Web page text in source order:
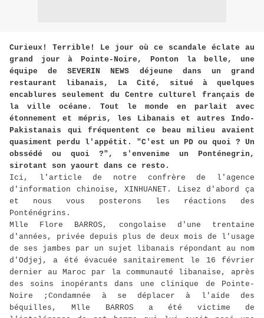
Curieux! Terrible! Le jour où ce scandale éclate au
grand jour à Pointe-Noire, Ponton la belle, une
équipe de SEVERIN NEWS déjeune dans un grand
restaurant libanais, La Cité, situé à quelques
encablures seulement du Centre culturel français de
la ville océane. Tout le monde en parlait avec
étonnement et mépris, les Libanais et autres Indo-
Pakistanais qui fréquentent ce beau milieu avaient
quasiment perdu l'appétit. "C'est un PD ou quoi ? Un
obssédé ou quoi ?", s'envenime un Ponténegrin,
sirotant son yaourt dans ce resto.
Ici, l'article de notre confrère de l'agence
d'information chinoise, XINHUANET. Lisez d'abord ça
et nous vous posterons les réactions des
Ponténégrins.
Mlle Flore BARROS, congolaise d'une trentaine
d'années, privée depuis plus de deux mois de l'usage
de ses jambes par un sujet libanais répondant au nom
d'Odjej, a été évacuée sanitairement le 16 février
dernier au Maroc par la communauté libanaise, après
des soins inopérants dans une clinique de Pointe-
Noire ;Condamnée à se déplacer à l'aide des
béquilles, Mlle BARROS a été victime de